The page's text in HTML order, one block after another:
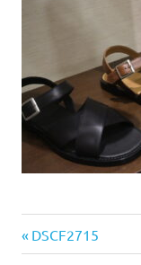
投
前
の
DSCF2715